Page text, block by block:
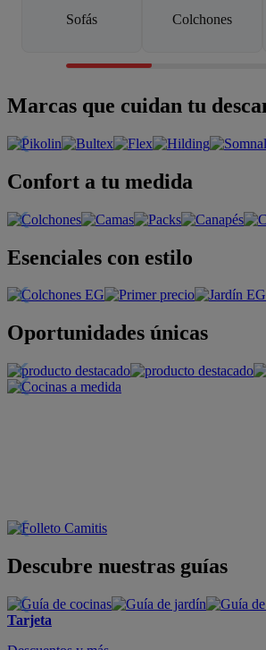
Sofás Colchones
Marcas que cuidan tu
Confort a tu medida
Esenciales con estilo
Oportunidades únicas
Descubre nuestras guías
Tarjeta